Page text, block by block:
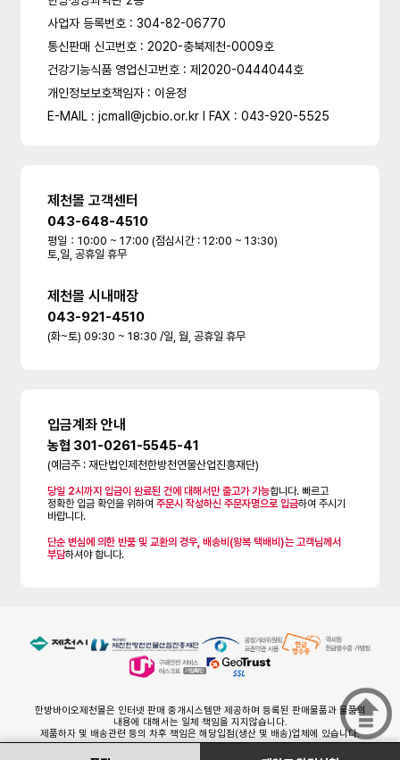
사업자 등록번호 : 304-82-06770
통신판매 신고번호 : 2020-충북제천-0009호
건강기능식품 영업신고번호 : 제2020-0444044호
개인정보보호책임자 : 이윤정
E-MAIL : jcmall@jcbio.or.kr l FAX : 043-920-5525
제천몰 고객센터
043-648-4510
평일：10:00 ~ 17:00 (점심시간 : 12:00 ~ 13:30)
토,일, 공휴일 휴무
제천몰 시내매장
043-921-4510
(화~토) 09:30 ~ 18:30 /일, 월, 공휴일 휴무
입금계좌 안내
농협 301-0261-5545-41
(예금주 : 재단법인제천한방천연물산업진흥재단)
당일 2시까지 입금이 완료된 건에 대해서만 출고가 가능합니다. 빠르고
정확한 입금 확인을 위하여주문시 작성하신 주문자명으로 입금하여 주시기
바랍니다.
단순 변심에 의한 반품 및 교환의 경우, 배송비(왕복 택배비)는 고객님께서
부담하셔야 합니다.
한방바이오제천몰은 인터넷 판매 중개시스템만 제공하며 등록된 판매물품과 물품의
내용에 대해서는 일체 책임을 지지않습니다.
제품하자 및 배송관련 등의 차후 책임은 해당입점(생산 및 배송)업체에 있습니다.